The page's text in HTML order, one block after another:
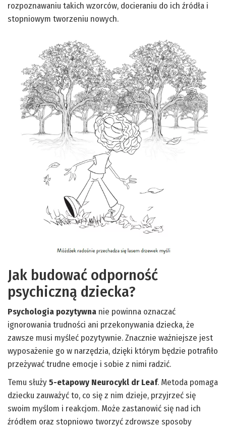
rozpoznawaniu takich wzorców, docieraniu do ich źródła i
stopniowym tworzeniu nowych.
Jak budować odporność
psychiczną dziecka?
Psychologia pozytywna nie powinna oznaczać
ignorowania trudności ani przekonywania dziecka, że
zawsze musi myśleć pozytywnie. Znacznie ważniejsze jest
wyposażenie go w narzędzia, dzięki którym będzie potrafiło
przeżywać trudne emocje i sobie z nimi radzić.
Temu służy5-etapowy Neurocykl dr Leaf. Metoda pomaga
dziecku zauważyć to, co się z nim dzieje, przyjrzeć się
swoim myślom i reakcjom. Może zastanowić się nad ich
źródłem oraz stopniowo tworzyć zdrowsze sposoby